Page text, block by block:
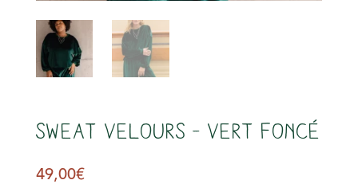
Sweat Velours – Vert Foncé
49,00€